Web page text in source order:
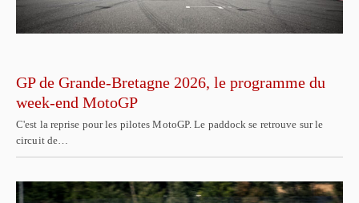
GP de Grande-Bretagne 2026, le programme du
week-end MotoGP
C'est la reprise pour les pilotes MotoGP. Le paddock se retrouve sur le
circuit de…